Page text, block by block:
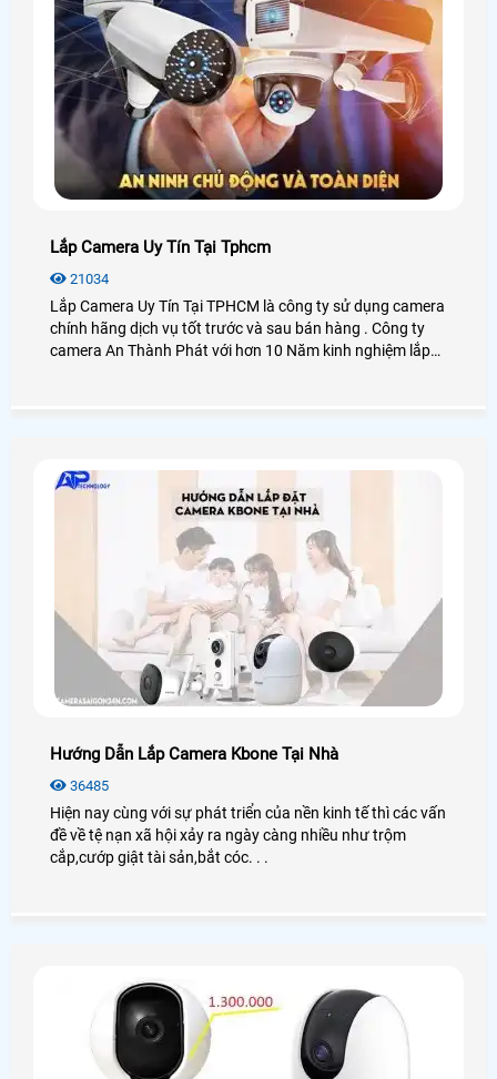
Lắp Camera Uy Tín Tại Tphcm
21034
Lắp Camera Uy Tín Tại TPHCM là công ty sử dụng camera
chính hãng dịch vụ tốt trước và sau bán hàng . Công ty
camera An Thành Phát với hơn 10 Năm kinh nghiệm lắp
Hướng Dẫn Lắp Camera Kbone Tại Nhà
36485
Hiện nay cùng với sự phát triển của nền kinh tế thì các vấn
đề về tệ nạn xã hội xảy ra ngày càng nhiều như trộm
cắp,cướp giật tài sản,bắt cóc. . .